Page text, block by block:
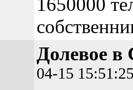
Долевое в
04-15